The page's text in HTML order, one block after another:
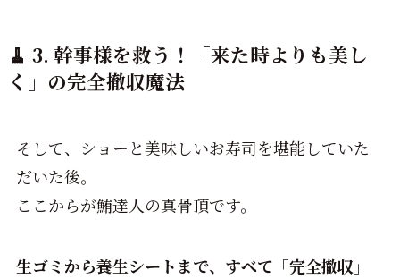
🧹 3. 幹事様を救う！「来た時よりも美し
く」の完全撤収魔法
そして、ショーと美味しいお寿司を堪能していた
だいた後。
ここからが鮪達人の真骨頂です。
生ゴミから養生シートまで、すべて「完全撤収」